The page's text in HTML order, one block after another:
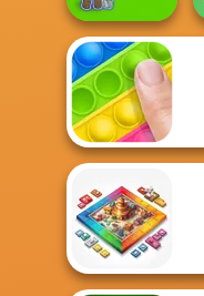
My Garden
Journey